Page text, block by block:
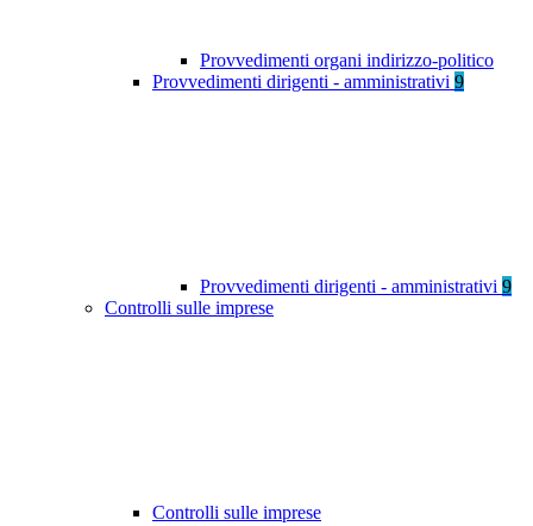
Provvedimenti organi indirizzo-politico
Provvedimenti dirigenti - amministrativi 9
Provvedimenti dirigenti - amministrativi 9
Controlli sulle imprese
Controlli sulle imprese